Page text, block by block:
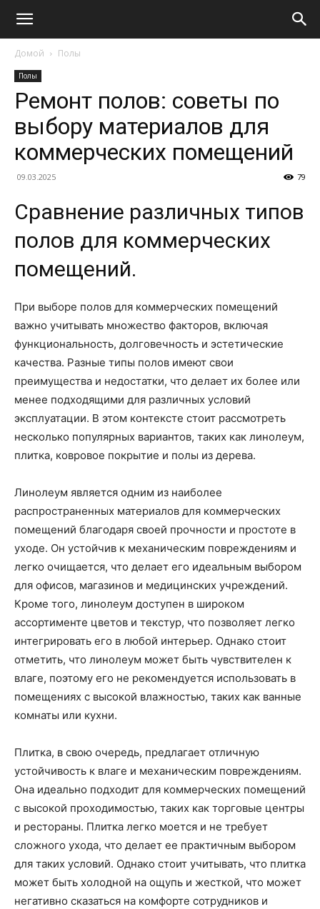
Домой Полы
Полы
Ремонт полов: советы по
выбору материалов для
коммерческих помещений
09.03.2025 79
Сравнение различных типов
полов для коммерческих
помещений.
При выборе полов для коммерческих помещений
важно учитывать множество факторов, включая
функциональность, долговечность и эстетические
качества. Разные типы полов имеют свои
преимущества и недостатки, что делает их более или
менее подходящими для различных условий
эксплуатации. В этом контексте стоит рассмотреть
несколько популярных вариантов, таких как линолеум,
плитка, ковровое покрытие и полы из дерева.
Линолеум является одним из наиболее
распространенных материалов для коммерческих
помещений благодаря своей прочности и простоте в
уходе. Он устойчив к механическим повреждениям и
легко очищается, что делает его идеальным выбором
для офисов, магазинов и медицинских учреждений.
Кроме того, линолеум доступен в широком
ассортименте цветов и текстур, что позволяет легко
интегрировать его в любой интерьер. Однако стоит
отметить, что линолеум может быть чувствителен к
влаге, поэтому его не рекомендуется использовать в
помещениях с высокой влажностью, таких как ванные
комнаты или кухни.
Плитка, в свою очередь, предлагает отличную
устойчивость к влаге и механическим повреждениям.
Она идеально подходит для коммерческих помещений
с высокой проходимостью, таких как торговые центры
и рестораны. Плитка легко моется и не требует
сложного ухода, что делает ее практичным выбором
для таких условий. Однако стоит учитывать, что плитка
может быть холодной на ощупь и жесткой, что может
негативно сказаться на комфорте сотрудников и